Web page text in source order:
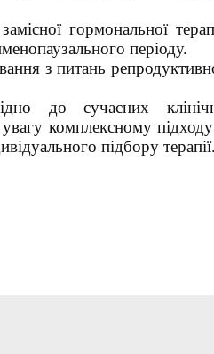
гормональної
періоду.
з питань
до сучасних
увагу комплексному
підбору